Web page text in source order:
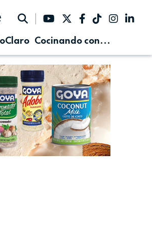
Cocinando con...